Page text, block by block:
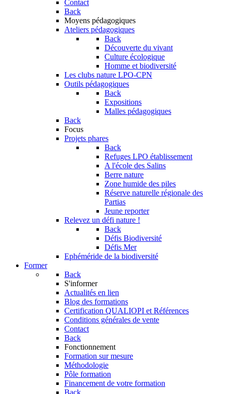
Contact
Back
Moyens pédagogiques
Ateliers pédagogiques
Back
Découverte du vivant
Culture écologique
Homme et biodiversité
Les clubs nature LPO-CPN
Outils pédagogiques
Back
Expositions
Malles pédagogiques
Back
Focus
Projets phares
Back
Refuges LPO établissement
A l'école des Salins
Berre nature
Zone humide des piles
Réserve naturelle régionale des
Partias
Jeune reporter
Relevez un défi nature !
Back
Défis Biodiversité
Défis Mer
Ephéméride de la biodiversité
Former
Back
S'informer
Actualités en lien
Blog des formations
Certification QUALIOPI et Références
Conditions générales de vente
Contact
Back
Fonctionnement
Formation sur mesure
Méthodologie
Pôle formation
Financement de votre formation
Back